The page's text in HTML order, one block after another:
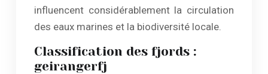
influencent considérablement la circulation
des eaux marines et la biodiversité locale.
Classification des fjords :
geirangerfj